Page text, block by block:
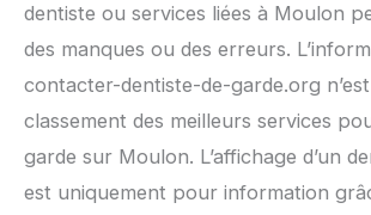
dentiste ou services liées à Moulon
des manques ou des erreurs.
contacter-dentiste-de-garde.org
classement des meilleurs services
garde sur Moulon. L’affichage d’un
est uniquement pour information